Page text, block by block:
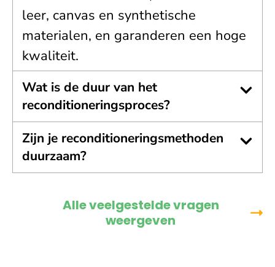
leer, canvas en synthetische
materialen, en garanderen een hoge
kwaliteit.
Wat is de duur van het
reconditioneringsproces?
Zijn je reconditioneringsmethoden
duurzaam?
Alle veelgestelde vragen
weergeven